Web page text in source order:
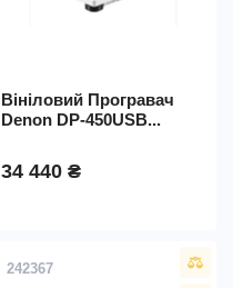
Вініловий Програвач
Denon DP-450USB...
34 440 ₴
242367